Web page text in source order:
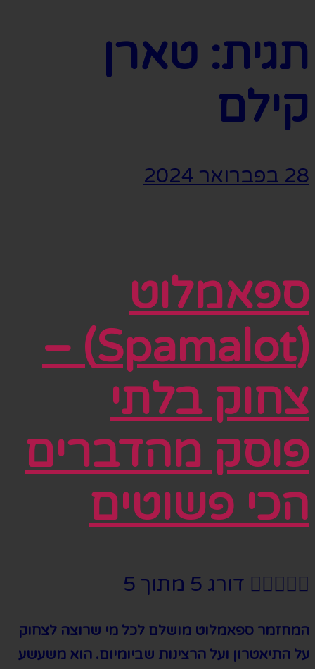
תגית: טארן
קילם
28 בפברואר 2024
ספאמלוט
(Spamalot) –
צחוק בלתי
פוסק מהדברים
הכי פשוטים
 דורג 5 מתוך 5
המחזמר ספאמלוט מושלם לכל מי שרוצה לצחוק
על התיאטרון ועל הרצינות שביומיום. הוא משעשע